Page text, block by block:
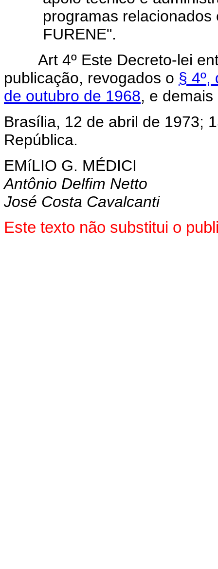
programas
FURENE".
Art 4º Este Decreto-lei
publicação, revogados o § 4º,
de outubro de 1968, e
Brasília, 12 de abril de 1973;
República.
EMíLIO G. MÉDICI
Antônio Delfim Netto
José Costa Cavalcanti
Este texto não substitui o